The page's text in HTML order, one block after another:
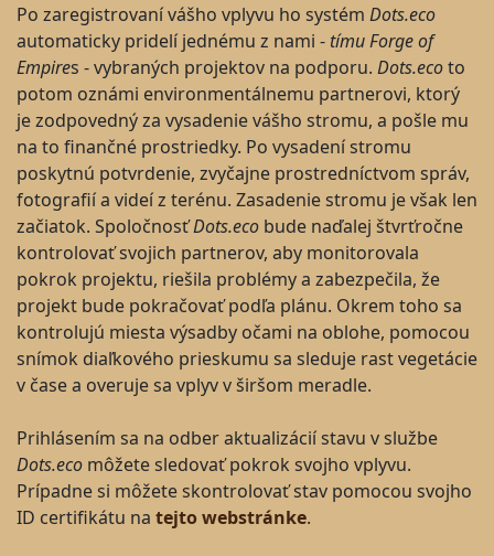
Po zaregistrovaní vášho vplyvu ho systém Dots.eco
automaticky pridelí jednému z nami - tímu Forge of
Empires - vybraných projektov na podporu. Dots.ecoto
potom oznámi environmentálnemu partnerovi, ktorý
je zodpovedný za vysadenie vášho stromu, a pošle mu
na to finančné prostriedky. Po vysadení stromu
poskytnú potvrdenie, zvyčajne prostredníctvom správ,
fotografií a videí z terénu. Zasadenie stromu je však len
začiatok. SpoločnosťDots.eco bude naďalej štvrťročne
kontrolovať svojich partnerov, aby monitorovala
pokrok projektu, riešila problémy a zabezpečila, že
projekt bude pokračovať podľa plánu. Okrem toho sa
kontrolujú miesta výsadby očami na oblohe, pomocou
snímok diaľkového prieskumu sa sleduje rast vegetácie
v čase a overuje sa vplyv v širšom meradle.
Prihlásením sa na odber aktualizácií stavu v službe
Dots.eco môžete sledovať pokrok svojho vplyvu.
Prípadne si môžete skontrolovať stav pomocou svojho
ID certifikátu na tejto webstránke.